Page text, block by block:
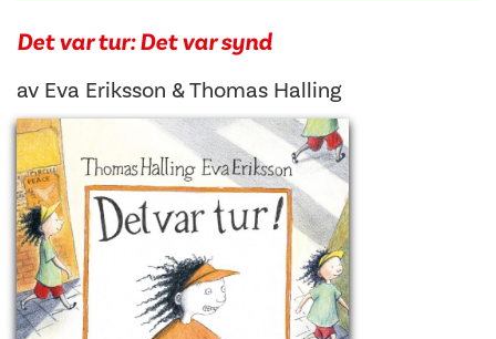
Det var tur: Det var synd
av Eva Eriksson &Thomas Halling